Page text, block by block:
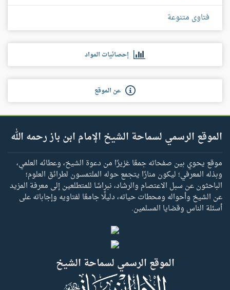
فتاوى متنوعة
إحصائيات المواد
عن الموقع
الموقع الرسمي لسماحة الشيخ الإمام ابن باز رحمه الله
موقع يحوي بين صفحاته جمعًا غزيرًا من دعوة الشيخ، وعطائه العلمي،
وبذله المعرفي؛ ليكون منارًا يتجمع حوله الملتمسون لطرائق العلوم؛
الباحثون عن سبل الاعتصام والرشاد، نبراسًا للمتطلعين إلى معرفة المزيد
عن الشيخ وأحواله ومحطات حياته، دليلًا جامعًا لفتاويه وإجاباته على
أسئلة الناس وقضايا المسلمين.
الموقع الرسمي لسماحة الشيخ